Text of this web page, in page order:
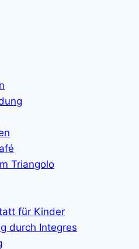
Triangolo
für Kinder
durch Integres